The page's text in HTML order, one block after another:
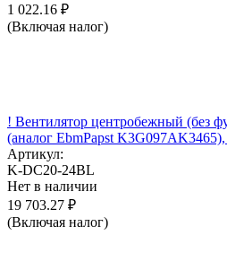
1 022.16 ₽
(Включая налог)
! Вентилятор центробежный (без
(аналог EbmPapst
Артикул:
K-DC20-24BL
Нет в наличии
19 703.27 ₽
(Включая налог)